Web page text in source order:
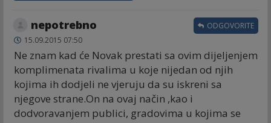
nepotrebno
15.09.2015 07:50
Ne znam kad će Novak prestati sa ovim dijeljenjem
komplimenata rivalima u koje nijedan od njih
kojima ih dodjeli ne vjeruju da su iskreni sa
njegove strane.On na ovaj način ,kao i
dodvoravanjem publici, gradovima u kojima se
ODGOVORITE